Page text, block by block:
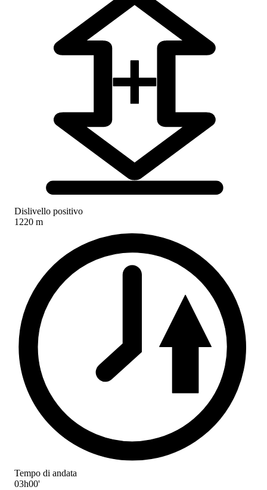
Dislivello positivo
1220 m
Tempo di andata
03h00'